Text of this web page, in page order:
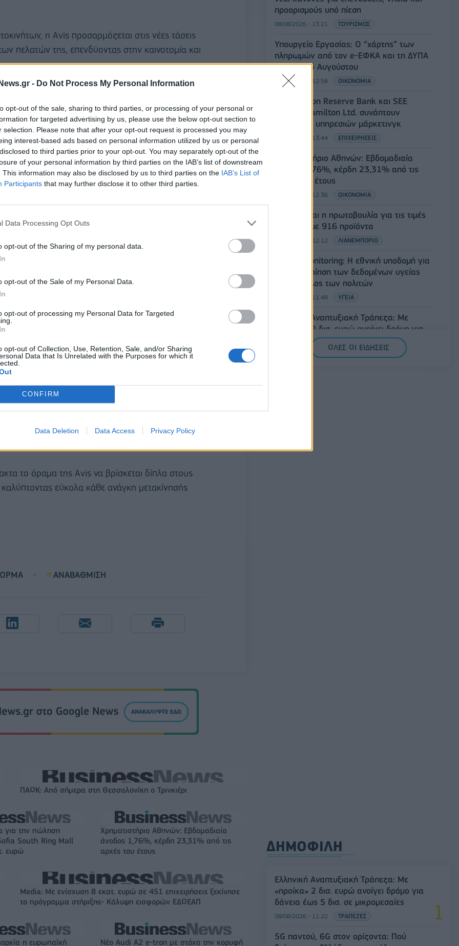
- Do Not Process My Personal Information
opt-out of the sale, sharing to third parties, or processing of your personal or
for targeted advertising by us, please use the below opt-out section to
selection. Please note that after your opt-out request is processed you may
interest-based ads based on personal information utilized by us or personal
to third parties prior to your opt-out. You may separately opt-out of the
of your personal information by third parties on the IAB’s list of downstream
This information may also be disclosed by us to third parties on the IAB’s List of
Participants that may further disclose it to other third parties.
Data Processing Opt Outs
opt-out of the Sharing of my personal data.
opt-out of the Sale of my Personal Data.
opt-out of processing my Personal Data for Targeted
opt-out of Collection, Use, Retention, Sale, and/or Sharing
Data that Is Unrelated with the Purposes for which it
CONFIRM
Data Deletion Data Access Privacy Policy
η Avis προσαρμόζεται στις νέες τάσεις
πελατών της, επενδύοντας στην καινοτομία και
ευκολότερη πλοήγηση και ασφαλείς διαδικασίες,
καινοτόμο
ενόςleasing συμβολαίου εξ
με σύμβουλο πωλήσεων σε κανένα στάδιο
χώρο της μίσθωσης αυτοκινήτου παγκοσμίως. Με
και ολοκληρώνεται σε μόλιςτέσσερα βήματα:
3. Υποβολή απαραίτητων
και την εμπειρία χρήστη, η
με το «Συστηθείτε» (eGov KYC - Know Your
τα στοιχεία του εύκολα και 100% online σε
το όραμα της Avis να βρίσκεται δίπλα στους
εύκολα κάθε ανάγκη μετακίνησής
ΑΝΑΒΑΘΜΙΣΗ
ΠΑΟΚ: Από σήμερα στη Θεσσαλονίκη ο Τρινκιέρι
για την πώληση
South Ring Mall
ευρώ
Χρηματιστήριο Αθηνών: Εβδομαδιαία
άνοδος 1,76%, κέρδη 23,31% από τις
αρχές του έτους
Media: Με ενίσχυση 8 εκατ. ευρώ σε 451 επιχειρήσεις ξεκίνησε
το πρόγραμμα στήριξης- Κάλυψη εισφορών ΕΔΟΕΑΠ
η ευρωπαϊκή Νέο Audi A2 e-tron με στόχο την κορυφή
προορισμούς υπό πίεση
08/08/2026 - 13:21 ΤΟΥΡΙΣΜΟΣ
Υπουργείο Εργασίας: Ο “χάρτης” των
πληρωμών από τον e-ΕΦΚΑ και τη ΔΥΠΑ
έως τις 14 Αυγούστου
08/08/2026 - 12:58 ΟΙΚΟΝΟΜΙΑ
Οι Hamilton Reserve Bank και SEE
Capital Hamilton Ltd. συνάπτουν
συμφωνία υπηρεσιών μάρκετινγκ
08/08/2026 - 13:44 ΕΠΙΧΕΙΡΗΣΕΙΣ
Χρηματιστήριο Αθηνών: Εβδομαδιαία
άνοδος 1,76%, κέρδη 23,31% από τις
αρχές του έτους
08/08/2026 - 12:36 ΟΙΚΟΝΟΜΙΑ
Διευρύνεται η πρωτοβουλία για τις τιμές
στο ράφι με 916 προϊόντα
08/08/2026 - 12:12 ΛΙΑΝΕΜΠΟΡΙΟ
Health Monitoring: Η εθνική υποδομή για
την αξιοποίηση των δεδομένων υγείας
προς όφελος των πολιτών
08/08/2026 - 11:48 ΥΓΕΙΑ
Ελληνική Αναπτυξιακή Τράπεζα: Με
«προίκα» 2 δισ. ευρώ ανοίγει δρόμο για
δάνεια έως 5 δισ. σε μικρομεσαίες
08/08/2026 - 11:22
ΟΛΕΣ ΟΙ ΕΙΔΗΣΕΙΣ
ΔΗΜΟΦΙΛΗ
Ελληνική Αναπτυξιακή Τράπεζα: Με
«προίκα» 2 δισ. ευρώ ανοίγει δρόμο για
δάνεια έως 5 δισ. σε μικρομεσαίες
08/08/2026 - 11:22 ΤΡΑΠΕΖΕΣ
5G παντού, 6G στον ορίζοντα: Πού